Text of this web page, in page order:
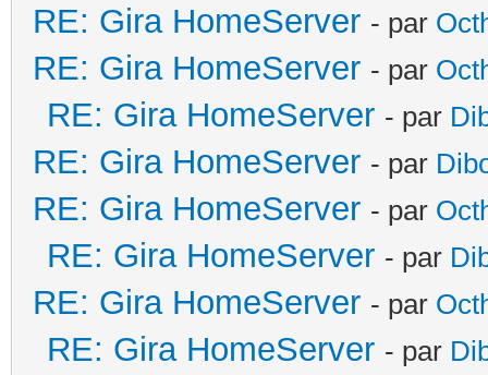
RE: Gira HomeServer - par
RE: Gira HomeServer - par
RE: Gira HomeServer - par
RE: Gira HomeServer - par
RE: Gira HomeServer - par
RE: Gira HomeServer - par
RE: Gira HomeServer - par
RE: Gira HomeServer - par